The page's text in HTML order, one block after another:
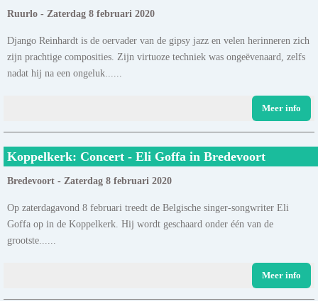
Ruurlo - Zaterdag 8 februari 2020
Django Reinhardt is de oervader van de gipsy jazz en velen herinneren zich
zijn prachtige composities. Zijn virtuoze techniek was ongeëvenaard, zelfs
nadat hij na een ongeluk......
Meer info
Koppelkerk: Concert - Eli Goffa in Bredevoort
Bredevoort - Zaterdag 8 februari 2020
Op zaterdagavond 8 februari treedt de Belgische singer-songwriter Eli
Goffa op in de Koppelkerk. Hij wordt geschaard onder één van de
grootste......
Meer info